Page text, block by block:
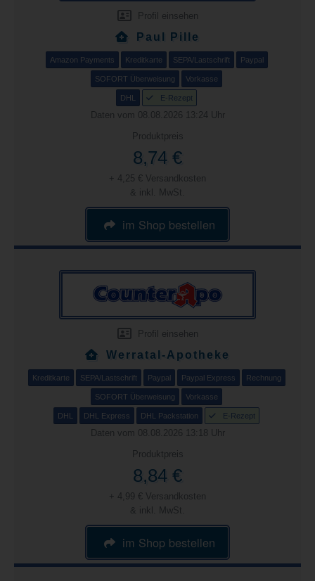
Profil einsehen
Paul Pille
Amazon Payments Kreditkarte SEPA/Lastschrift Paypal
SOFORT Überweisung Vorkasse
DHL E-Rezept
Daten vom 08.08.2026 13:24 Uhr
Produktpreis
8,74 €
+ 4,25 € Versandkosten
& inkl. MwSt.
im Shop bestellen
Profil einsehen
Werratal-Apotheke
Kreditkarte SEPA/Lastschrift Paypal Paypal Express Rechnung
SOFORT Überweisung Vorkasse
DHL DHL Express DHL Packstation E-Rezept
Daten vom 08.08.2026 13:18 Uhr
Produktpreis
8,84 €
+ 4,99 € Versandkosten
& inkl. MwSt.
im Shop bestellen